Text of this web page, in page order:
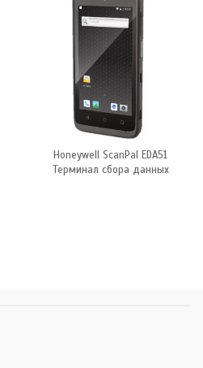
Honeywell ScanPal EDA51
Терминал сбора данных